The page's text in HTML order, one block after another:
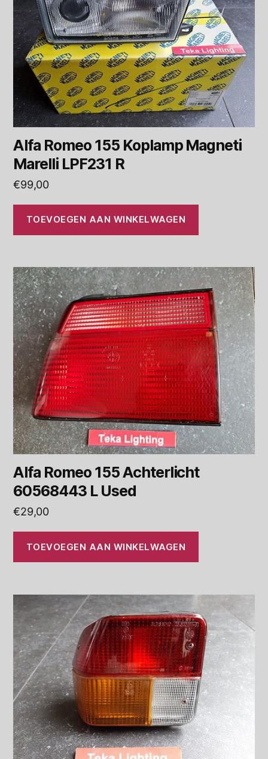
Alfa Romeo 155 Koplamp Magneti
Marelli LPF231 R
€99,00
TOEVOEGEN AAN WINKELWAGEN
Alfa Romeo 155 Achterlicht
60568443 L Used
€29,00
TOEVOEGEN AAN WINKELWAGEN